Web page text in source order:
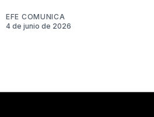
EFE COMUNICA
4 de junio de 2026